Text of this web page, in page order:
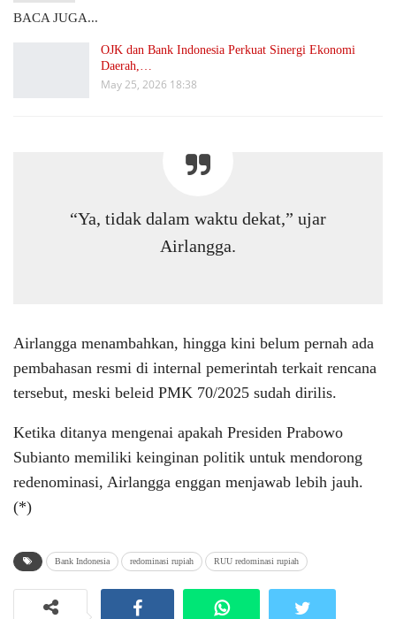
BACA JUGA...
OJK dan Bank Indonesia Perkuat Sinergi Ekonomi
Daerah,…
May 25, 2026 18:38
“Ya, tidak dalam waktu dekat,” ujar
Airlangga.
Airlangga menambahkan, hingga kini belum pernah ada
pembahasan resmi di internal pemerintah terkait rencana
tersebut, meski beleid PMK 70/2025 sudah dirilis.
Ketika ditanya mengenai apakah Presiden Prabowo
Subianto memiliki keinginan politik untuk mendorong
redenominasi, Airlangga enggan menjawab lebih jauh.
(*)
Bank Indonesia redominasi rupiah RUU redominasi rupiah